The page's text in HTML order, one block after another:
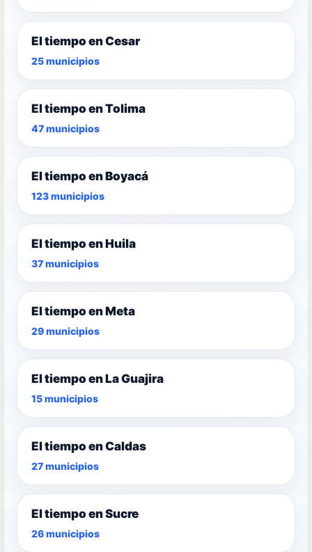
El tiempo en Cesar
25 municipios
El tiempo en Tolima
47 municipios
El tiempo en Boyacá
123 municipios
El tiempo en Huila
37 municipios
El tiempo en Meta
29 municipios
El tiempo en La Guajira
15 municipios
El tiempo en Caldas
27 municipios
El tiempo en Sucre
26 municipios